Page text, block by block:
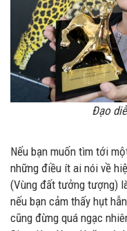
Đạo
Nếu bạn muốn tìm tới
những điều ít ai nói về
(Vùng đất tưởng tượng)
nếu bạn cảm thấy hụt
cũng đừng quá ngạc